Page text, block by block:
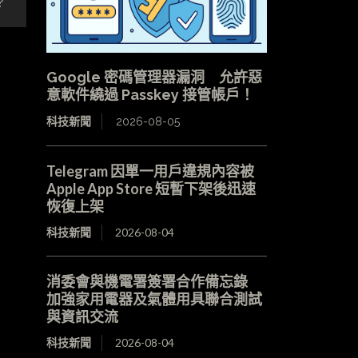
Google 密碼管理器漏洞 允許惡
意軟件繞過 Passkey 接管帳戶！
科技新聞 2026-08-05
Telegram 因單一用戶違規內容被
Apple App Store 短暫下架後迅速
恢復上架
科技新聞 2026-08-04
消委會與機電署簽署合作備忘錄
加強家用電器及氣體用具聯合測試
與資訊交流
科技新聞 2026-08-04